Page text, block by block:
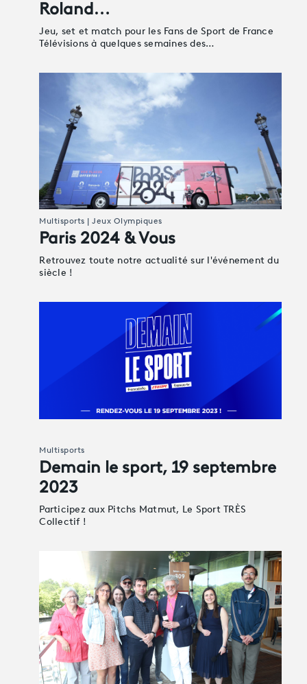
Roland…
Jeu, set et match pour les Fans de Sport de France
Télévisions à quelques semaines des…
Multisports | Jeux Olympiques
Paris 2024 & Vous
Retrouvez toute notre actualité sur l'événement du
siècle !
Multisports
Demain le sport, 19 septembre
2023
Participez aux Pitchs Matmut, Le Sport TRÈS
Collectif !